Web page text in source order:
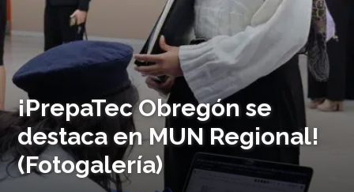
¡PrepaTec Obregón se
destaca en MUN Regional!
(Fotogalería)